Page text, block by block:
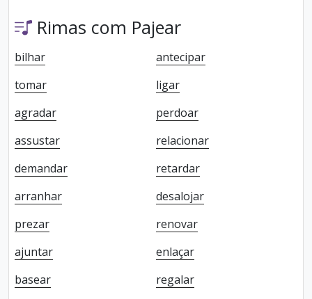
Rimas com Pajear
bilhar
antecipar
tomar
ligar
agradar
perdoar
assustar
relacionar
demandar
retardar
arranhar
desalojar
prezar
renovar
ajuntar
enlaçar
basear
regalar